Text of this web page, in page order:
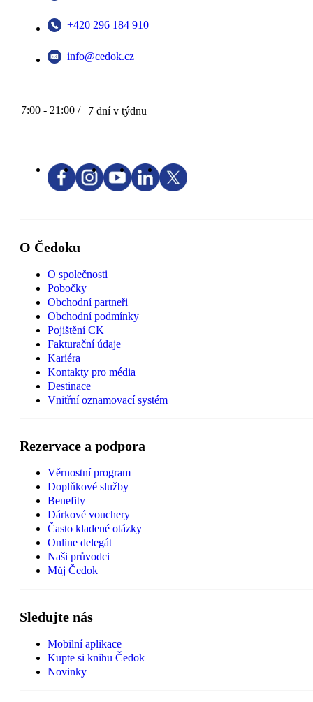
+420 296 184 910
info@cedok.cz
7:00 - 21:00 / 7 dní v týdnu
O Čedoku
O společnosti
Pobočky
Obchodní partneři
Obchodní podmínky
Pojištění CK
Fakturační údaje
Kariéra
Kontakty pro média
Destinace
Vnitřní oznamovací systém
Rezervace a podpora
Věrnostní program
Doplňkové služby
Benefity
Dárkové vouchery
Často kladené otázky
Online delegát
Naši průvodci
Můj Čedok
Sledujte nás
Mobilní aplikace
Kupte si knihu Čedok
Novinky